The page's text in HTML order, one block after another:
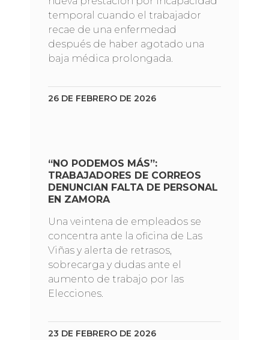
temporal cuando el trabajador
recae de una enfermedad
después de haber agotado una
baja médica prolongada.
26 DE FEBRERO DE 2026
“NO PODEMOS MÁS”:
TRABAJADORES DE CORREOS
DENUNCIAN FALTA DE PERSONAL
EN ZAMORA
Una veintena de empleados se
concentra ante la oficina de Las
Viñas y alerta de retrasos,
sobrecarga y dudas ante el
aumento de trabajo por las
Elecciones.
23 DE FEBRERO DE 2026